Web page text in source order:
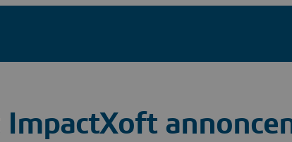
ImpactXoft